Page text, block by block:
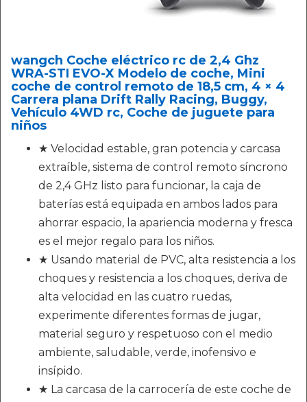
wangch Coche eléctrico rc de 2,4 Ghz
WRA-STI EVO-X Modelo de coche, Mini
coche de control remoto de 18,5 cm, 4 × 4
Carrera plana Drift Rally Racing, Buggy,
Vehículo 4WD rc, Coche de juguete para
niños
★ Velocidad estable, gran potencia y carcasa
extraíble, sistema de control remoto síncrono
de 2,4 GHz listo para funcionar, la caja de
baterías está equipada en ambos lados para
ahorrar espacio, la apariencia moderna y fresca
es el mejor regalo para los niños.
★ Usando material de PVC, alta resistencia a los
choques y resistencia a los choques, deriva de
alta velocidad en las cuatro ruedas,
experimente diferentes formas de jugar,
material seguro y respetuoso con el medio
ambiente, saludable, verde, inofensivo e
insípido.
★ La carcasa de la carrocería de este coche de